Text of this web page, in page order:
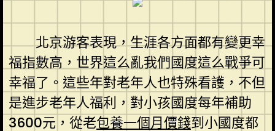
北京游客表現，生涯各方面都有變更幸
福指數高，世界這么亂我們國度這么戰爭可
幸福了。這些年對老年人也特殊看護，不但
是進步老年人福利，對小孩國度每年補助
3600元，從老包養一個月價錢到小國度都